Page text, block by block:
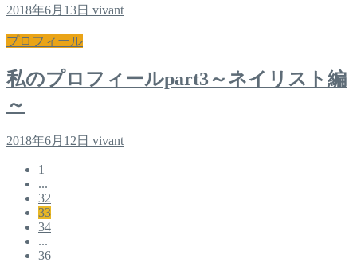
2018年6月13日 vivant
プロフィール
私のプロフィールpart3～ネイリスト編
～
2018年6月12日 vivant
1
...
32
33
34
...
36